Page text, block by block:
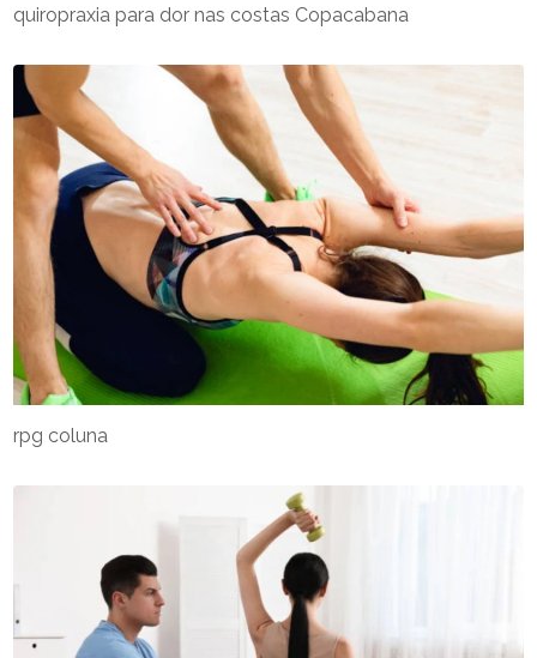
rpg coluna
quiropraxia para dor nas costas Copacabana